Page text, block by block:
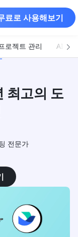
료로 사용해보기
로젝트 관리 AI 및
최고의 도
전문가